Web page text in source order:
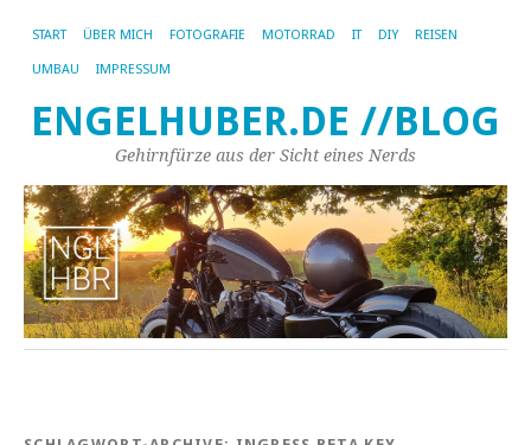
START ÜBER MICH FOTOGRAFIE MOTORRAD IT DIY REISEN
UMBAU IMPRESSUM
ENGELHUBER.DE //BLOG
Gehirnfürze aus der Sicht eines Nerds